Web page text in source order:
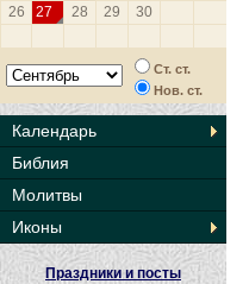
26
27 28 29 30
Ст. ст.
Нов. ст.
Календарь
Библия
Молитвы
Иконы
Праздники и посты